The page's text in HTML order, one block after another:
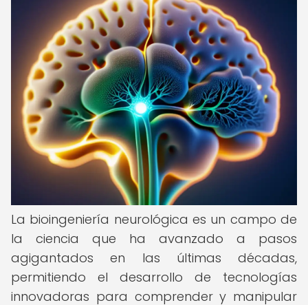
La bioingeniería neurológica es un campo de
la ciencia que ha avanzado a pasos
agigantados en las últimas décadas,
permitiendo el desarrollo de tecnologías
innovadoras para comprender y manipular